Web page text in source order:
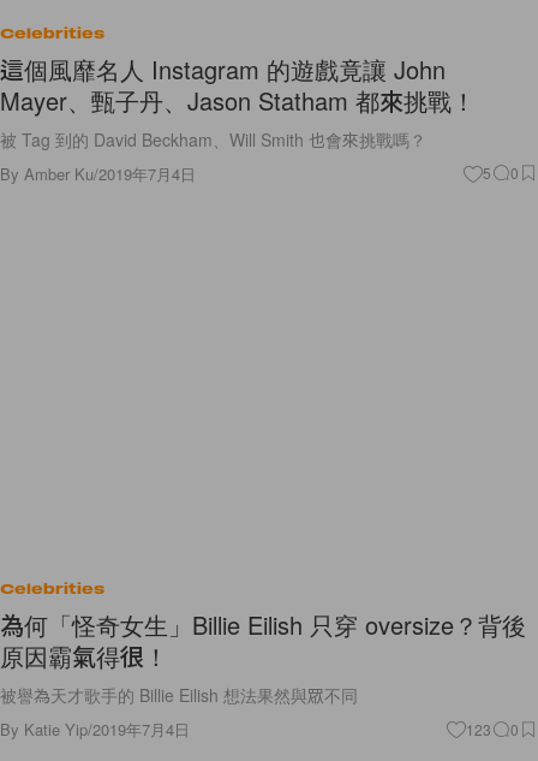
Celebrities
這個風靡名人 Instagram 的遊戲竟讓 John
Mayer、甄子丹、Jason Statham 都來挑戰！
被 Tag 到的 David Beckham、Will Smith 也會來挑戰嗎？
By Amber Ku/2019年7月4日 5 0
Celebrities
為何「怪奇女生」Billie Eilish 只穿 oversize？背後
原因霸氣得很！
被譽為天才歌手的 Billie Eilish 想法果然與眾不同
By Katie Yip/2019年7月4日 123 0